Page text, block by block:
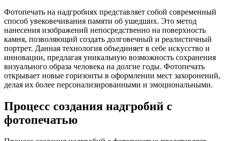
Фотопечать на надгробиях представляет собой современный
способ увековечивания памяти об ушедших. Это метод
нанесения изображений непосредственно на поверхность
камня, позволяющий создать долговечный и реалистичный
портрет. Данная технология объединяет в себе искусство и
инновации, предлагая уникальную возможность сохранения
визуального образа человека на долгие годы. Фотопечать
открывает новые горизонты в оформлении мест захоронений,
делая их более персонализированными и эмоциональными.
Процесс создания надгробий с
фотопечатью